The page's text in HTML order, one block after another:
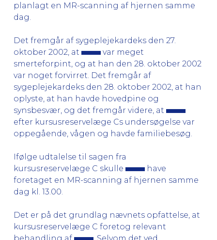
planlagt en MR-scanning af hjernen samme
dag.
Det fremgår af sygeplejekardeks den 27.
oktober 2002, at
var meget
smerteforpint, og at han den 28. oktober 2002
var noget forvirret. Det fremgår af
sygeplejekardeks den 28. oktober 2002, at han
oplyste, at han havde hovedpine og
synsbesvær, og det fremgår videre, at
efter kursusreservelæge Cs undersøgelse var
oppegående, vågen og havde familiebesøg.
Ifølge udtalelse til sagen fra
kursusreservelæge C skulle
have
foretaget en MR-scanning af hjernen samme
dag kl. 13.00.
Det er på det grundlag nævnets opfattelse, at
kursusreservelæge C foretog relevant
behandling af
. Selvom det ved